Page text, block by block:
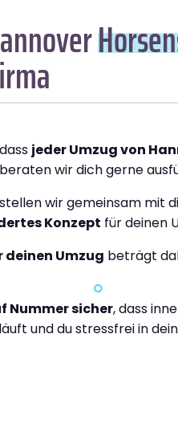
jeder Umzug von
wir dich gerne
wir gemeinsam mit
Konzept für deinen
deinen Umzug beträgt
Nummer sicher, dass
und du stressfrei in